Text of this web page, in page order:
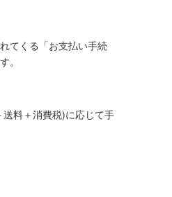
てくる「お支払い手続
。
料＋消費税)に応じて手